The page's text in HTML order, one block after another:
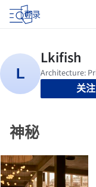
登录
关注
神秘